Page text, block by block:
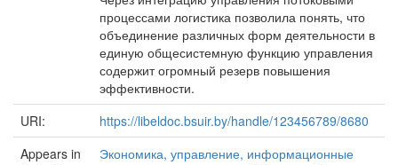
процессами логистика позволила понять, что
объединение различных форм деятельности в
единую общесистемную функцию управления
содержит огромный резерв повышения
эффективности.
URI:
https://libeldoc.bsuir.by/handle/123456789/8680
Appears in
Экономика, управление, информационные